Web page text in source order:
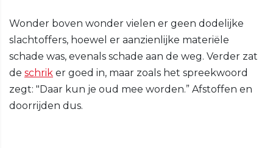
Wonder boven wonder vielen er geen dodelijke
slachtoffers, hoewel er aanzienlijke materiële
schade was, evenals schade aan de weg. Verder zat
de schrik er goed in, maar zoals het spreekwoord
zegt: "Daar kun je oud mee worden.” Afstoffen en
doorrijden dus.